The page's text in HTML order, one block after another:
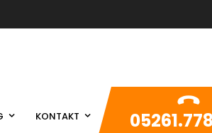
KONTAKT